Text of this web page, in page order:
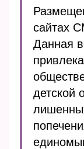
сайтах
Данная
детской